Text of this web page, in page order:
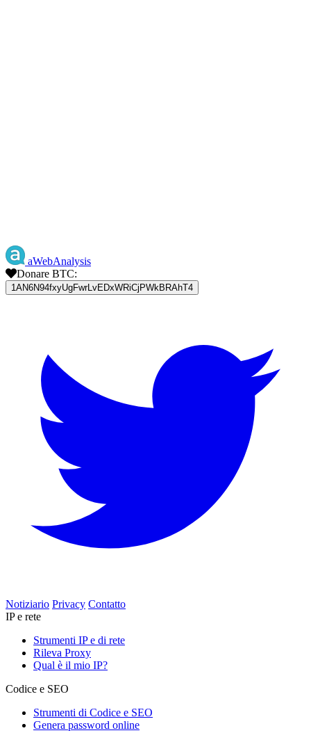
aWebAnalysis
Donare BTC:
1AN6N94fxyUgFwrLvEDxWRiCjPWkBRAhT4
Notiziario Privacy Contatto
IP e rete
Strumenti IP e di rete
Rileva Proxy
Qual è il mio IP?
Codice e SEO
Strumenti di Codice e SEO
Genera password online